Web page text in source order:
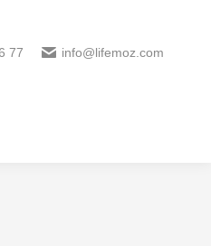
77 info@lifemoz.com